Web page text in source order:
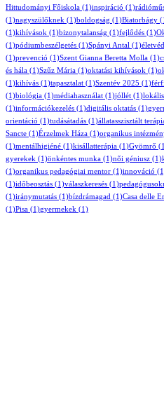
Hittudományi Főiskola (1)inspiráció (1)
(1)nagyszülőknek (1)boldogság (1)Biatorbágy
(1)kihívások (1)bizonytalanság (1)fejlődés (1)
(1)pódiumbeszélgetés (1)Spányi Antal (1)
(1)prevenció (1)Szent Gianna Beretta Molla (1)
és hála (1)Szűz Mária (1)oktatási kihívások (1)
(1)kihívás (1)tapasztalat (1)Szentév 2025 (1)
(1)biológia (1)médiahasználat (1)jóllét (1)
(1)információkezelés (1)digitális oktatás (1)
orientáció (1)tudásátadás (1)állatasszisztált
Sancte (1)Érzelmek Háza (1)organikus
(1)mentálhigiéné (1)kisállatterápia (1)Gyömrő
gyerekek (1)önkéntes munka (1)női géniusz (1)
(1)organikus pedagógiai mentor (1)innováció
(1)időbeosztás (1)válaszkeresés (1)
(1)iránymutatás (1)bízdrámagad (1)Casa delle
(1)Pisa (1)gyermekek (1)